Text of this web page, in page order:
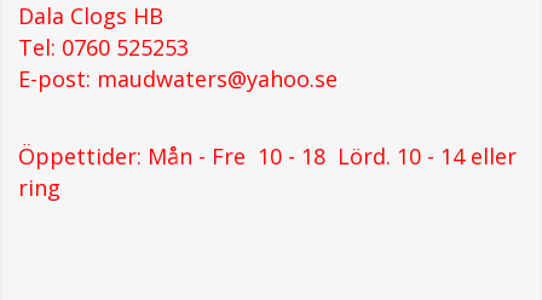
Dala Clogs HB
Tel: 0760 525253
E-post: maudwaters@yahoo.se
Öppettider: Mån - Fre 10 - 18 Lörd. 10 - 14 eller
ring